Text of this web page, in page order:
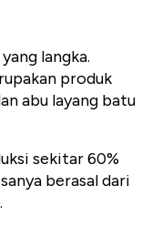
langka.
produk
abu layang batu
sekitar 60%
berasal dari